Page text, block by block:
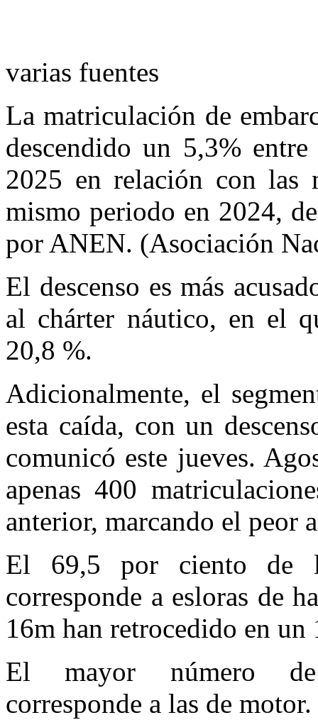
varias fuentes
La matriculación de
descendido un 5,3%
2025 en relación con las
mismo periodo en 2024,
por ANEN. (Asociación
El descenso es más
al chárter náutico, en el
20,8 %.
Adicionalmente, el
esta caída, con un
comunicó este jueves.
apenas 400
anterior, marcando el peor
El 69,5 por ciento de
corresponde a esloras de
16m han retrocedido en un
El mayor número de
corresponde a las de motor.